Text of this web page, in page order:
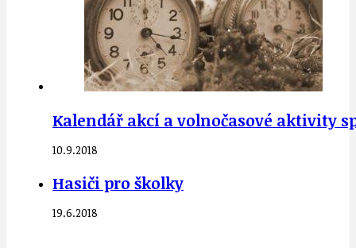
Kalendář akcí a volnočasové aktivity
10.9.2018
Hasiči pro školky
19.6.2018